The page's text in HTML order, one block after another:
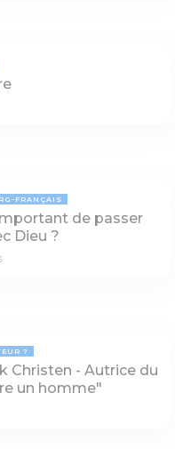
FRANÇAIS
de passer
Dieu ?
?
Christen - Autrice du
un homme"